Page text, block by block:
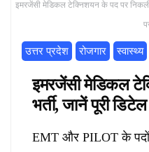
इमरजेंसी मेडिकल टेक्निशयन के पद पर
उत्तर प्रदेश रोजगार स्वास्थ्य
इमरजेंसी मेडिकल
भर्ती, जानें पूरी
EMT और PILOT के पदों